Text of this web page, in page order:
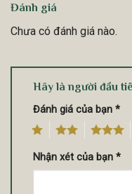
Đánh giá
Chưa có đánh giá nào.
Hãy là người đầu
Đánh giá của bạn *
Nhận xét của bạn *